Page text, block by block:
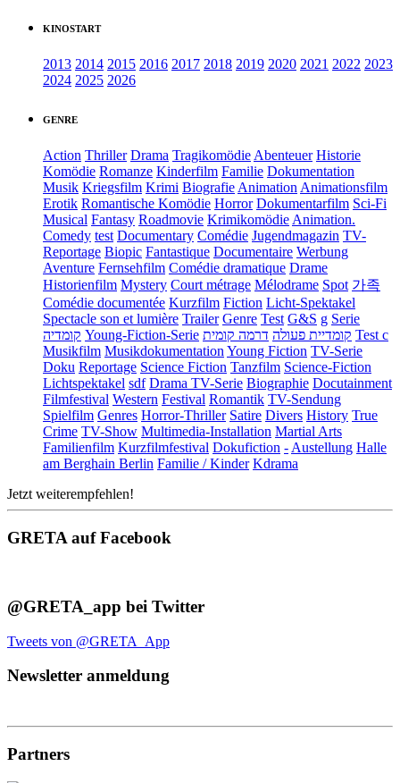
KINOSTART
2013 2014 2015 2016 2017 2018 2019 2020 2021 2022 2023
2024 2025 2026
GENRE
Action Thriller Drama Tragikomödie Abenteuer Historie
Komödie Romanze Kinderfilm Familie Dokumentation
Musik Kriegsfilm Krimi Biografie Animation Animationsfilm
Erotik Romantische Komödie Horror Dokumentarfilm Sci-Fi
Musical Fantasy Roadmovie Krimikomödie Animation.
Comedy test Documentary Comédie Jugendmagazin TV-
Reportage Biopic Fantastique Documentaire Werbung
Aventure Fernsehfilm Comédie dramatique Drame
Historienfilm Mystery Court métrage Mélodrame Spot 가족
Comédie documentée Kurzfilm Fiction Licht-Spektakel
Spectacle son et lumière Trailer Genre Test G&S g Serie
קומדיה Young-Fiction-Serie קומדיית פעולה דרמה קומית
Test c
Musikfilm Musikdokumentation Young Fiction TV-Serie
Doku Reportage Science Fiction Tanzfilm Science-Fiction
Lichtspektakel sdf Drama TV-Serie Biographie Docutainment
Filmfestival Western Festival Romantik TV-Sendung
Spielfilm Genres Horror-Thriller Satire Divers History True
Crime TV-Show Multimedia-Installation Martial Arts
Familienfilm Kurzfilmfestival Dokufiction - Austellung Halle
am Berghain Berlin Familie / Kinder Kdrama
Jetzt weiterempfehlen!
GRETA auf Facebook
@GRETA_app bei Twitter
Tweets von @GRETA_App
Newsletter anmeldung
Partners